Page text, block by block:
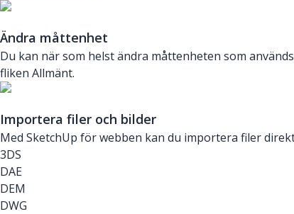
Ändra måttenhet
Du kan när som helst ändra måttenheten som
fliken Allmänt.
Importera filer och bilder
Med SketchUp för webben kan du importera filer
3DS
DAE
DEM
DWG